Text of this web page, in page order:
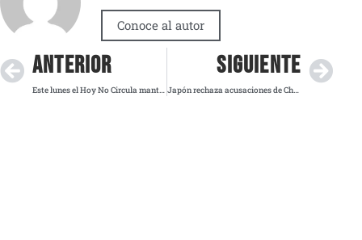
Conoce al autor
ANTERIOR
Este lunes el Hoy No Circula mantiene restricciones habituales en la Megalópolis
SIGUIENTE
Japón rechaza acusaciones de China por incidente aéreo en Okinawa